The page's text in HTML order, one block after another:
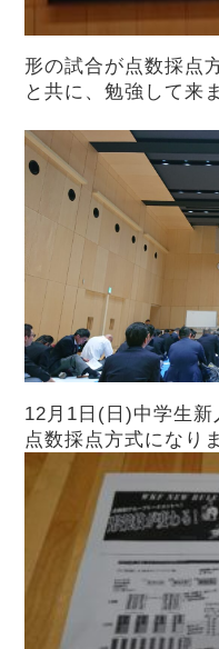
形の試合が点数採点
と共に、勉強して来
12月1日(日)中学生
点数採点方式になり